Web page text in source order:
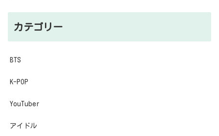
カテゴリー
BTS
K-POP
YouTuber
アイドル